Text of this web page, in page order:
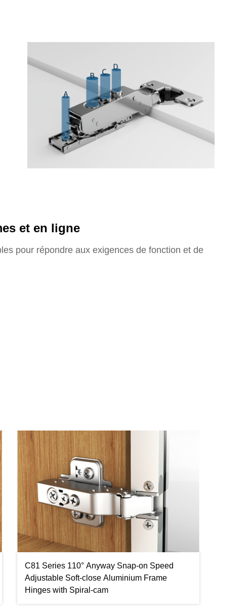
et en ligne
pour répondre aux exigences de fonction et de
C81 Series 110° Anyway Snap-on Speed
Adjustable Soft-close Aluminium Frame
Hinges with Spiral-cam